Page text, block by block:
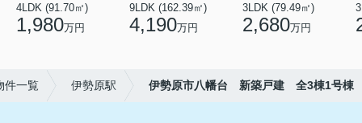
4LDK (91.70㎡)
1,980万円
9LDK (162.39㎡)
4,190万円
3LDK (79.49㎡)
2,680万円
件一覧 伊勢原駅 伊勢原市八幡台 新築戸建 全3棟1号棟